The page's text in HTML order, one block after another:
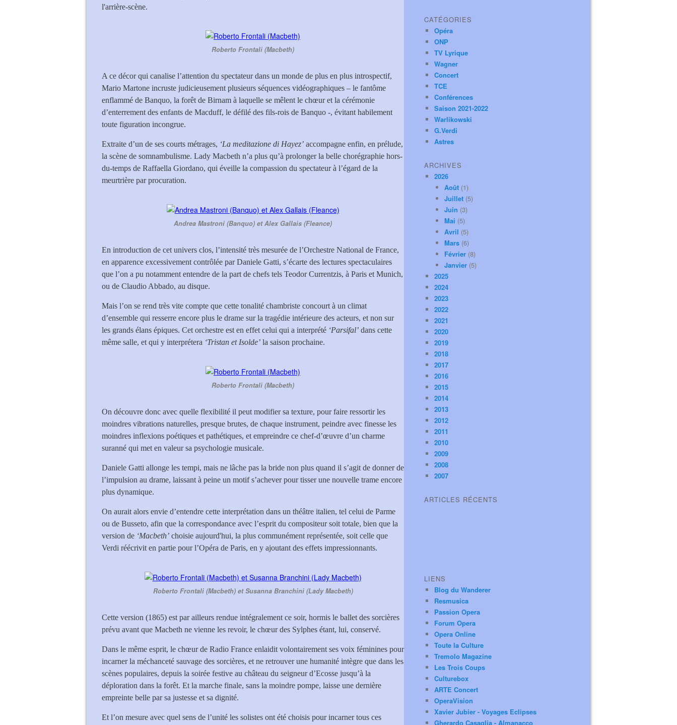
l'arrière-scène.
Roberto Frontali (Macbeth)
A ce décor qui canalise l’attention du spectateur dans un monde de plus en plus introspectif,
Mario Martone incruste judicieusement plusieurs séquences vidéographiques – le fantôme
enflammé de Banquo, la forêt de Birnam à laquelle se mêlent le chœur et la cérémonie
d’enterrement des enfants de Macduff, le défilé des fils-rois de Banquo -, évitant habilement
toute figuration incongrue.
Extraite d’un de ses courts métrages, ‘La meditazione di Hayez’ accompagne enfin, en prélude,
la scène de somnambulisme. Lady Macbeth n’a plus qu’à prolonger la belle chorégraphie hors-
du-temps de Raffaella Giordano, qui éveille la compassion du spectateur à l’égard de la
meurtrière par procuration.
Andrea Mastroni (Banquo) et Alex Gallais (Fleance)
En introduction de cet univers clos, l’intensité très mesurée de l’Orchestre National de France,
en apparence excessivement contrôlée par Daniele Gatti, s’écarte des lectures spectaculaires
que l’on a pu notamment entendre de la part de chefs tels Teodor Currentzis, à Paris et Munich,
ou de Claudio Abbado, au disque.
Mais l’on se rend très vite compte que cette tonalité chambriste concourt à un climat
d’ensemble qui resserre encore plus le drame sur la tragédie intérieure des acteurs, et non sur
les grands élans épiques. Cet orchestre est en effet celui qui a interprété ‘Parsifal’ dans cette
même salle, et qui y interprétera ‘Tristan et Isolde’ la saison prochaine.
Roberto Frontali (Macbeth)
On découvre donc avec quelle flexibilité il peut modifier sa texture, pour faire ressortir les
moindres vibrations naturelles, presque brutes, de chaque instrument, peindre avec finesse les
moindres inflexions poétiques et pathétiques, et empreindre ce chef-d’œuvre d’un charme
suranné qui met en valeur sa psychologie musicale.
Daniele Gatti allonge les tempi, mais ne lâche pas la bride non plus quand il s’agit de donner de
l’impulsion au drame, laissant à peine un motif s’achever pour tisser une nouvelle trame encore
plus dynamique.
On aurait alors envie d’entendre cette interprétation dans un théâtre italien, tel celui de Parme
ou de Busseto, afin que la correspondance avec l’esprit du compositeur soit totale, bien que la
version de ‘Macbeth’ choisie aujourd'hui, la plus communément représentée, soit celle que
Verdi réécrivit en partie pour l’Opéra de Paris, en y ajoutant des effets impressionnants.
Roberto Frontali (Macbeth) et Susanna Branchini (Lady Macbeth)
Cette version (1865) est par ailleurs rendue intégralement ce soir, hormis le ballet des sorcières
prévu avant que Macbeth ne vienne les revoir, le chœur des Sylphes étant, lui, conservé.
Dans le même esprit, le chœur de Radio France enlaidit volontairement ses voix féminines pour
incarner la méchanceté sauvage des sorcières, et ne retrouver une humanité intègre que dans les
scènes populaires, depuis la soirée festive au château du seigneur d’Ecosse jusqu’à la
déploration dans la forêt. Et la marche finale, sans la moindre pompe, laisse une dernière
empreinte belle par sa justesse et sa dignité.
Et l’on mesure avec quel sens de l’unité les solistes ont été choisis pour incarner tous ces
CATÉGORIES
Opéra
ONP
TV Lyrique
Wagner
Concert
TCE
Conférences
Saison 2021-2022
Warlikowski
G.Verdi
Astres
ARCHIVES
2026
Août (1)
Juillet (5)
Juin (3)
Mai (5)
Avril (5)
Mars (6)
Février (8)
Janvier (5)
2025
2024
2023
2022
2021
2020
2019
2018
2017
2016
2015
2014
2013
2012
2011
2010
2009
2008
2007
ARTICLES RÉCENTS
LIENS
Blog du Wanderer
Resmusica
Passion Opera
Forum Opera
Opera Online
Toute la Culture
Tremolo Magazine
Les Trois Coups
Culturebox
ARTE Concert
OperaVision
Xavier Jubier - Voyages Eclipses
Gherardo Casaglia - Almanacco